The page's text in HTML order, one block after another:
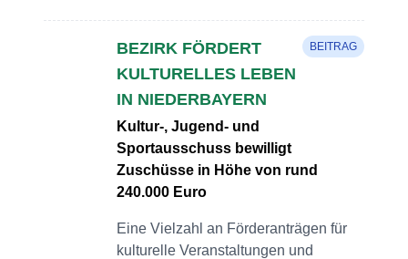
BEZIRK FÖRDERT
KULTURELLES LEBEN
IN NIEDERBAYERN
BEITRAG
Kultur-, Jugend- und
Sportausschuss bewilligt
Zuschüsse in Höhe von rund
240.000 Euro
Eine Vielzahl an Förderanträgen für
kulturelle Veranstaltungen und